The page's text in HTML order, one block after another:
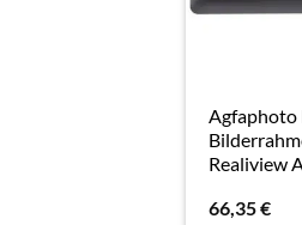
Agfaphoto
Realiview
66,35€